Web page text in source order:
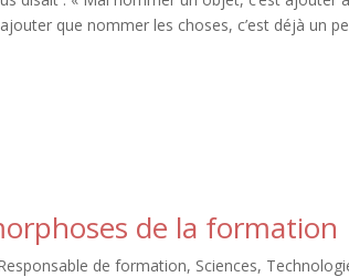
que nommer les choses, c’est déjà un
de la formation
de formation, Sciences,